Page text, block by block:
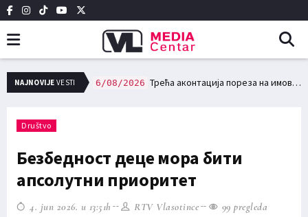
NAJNOVIJE VESTI
6/08/2026 Трећа аконтација пореза на имовину доспева за плаћање 15. августа
6/08/2026 Четврти третман сузбијања комараца 10. и 11. августа на територији града Лесковца
Društvo
Безбедност деце мора бити
апсолутни приоритет
4. jun 2026. u 13:51h RTV Vlasotince 99 pregleda